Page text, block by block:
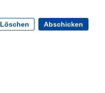
Löschen Abschicken